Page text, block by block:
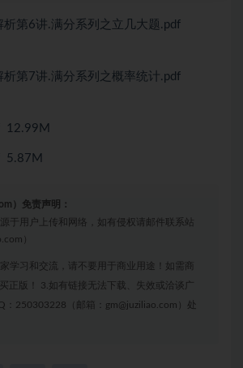
第6讲.满分系列之立几大题.pdf
第7讲.满分系列之概率统计.pdf
12.99M
5.87M
）免责声明：
于用户上传和网络，如有侵权请邮件联系站
）
学习和交流，请不要用于商业用途！如需商
正版！ 3.如有链接无法下载、失效或洽谈广
：250303228（邮箱：gm@juziliao.com）处